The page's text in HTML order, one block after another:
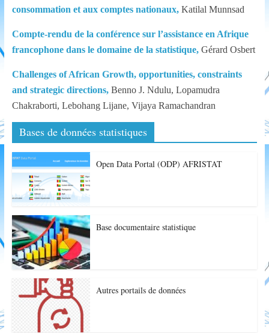
consommation et aux comptes nationaux, Katilal Munnsad
Compte-rendu de la conférence sur l’assistance en Afrique
francophone dans le domaine de la statistique,Gérard Osbert
Challenges of African Growth, opportunities, constraints
and strategic directions, Benno J. Ndulu, Lopamudra
Chakraborti, Lebohang Lijane, Vijaya Ramachandran
Bases de données statistiques
Open Data Portal (ODP) AFRISTAT
Base documentaire statistique
Autres portails de données